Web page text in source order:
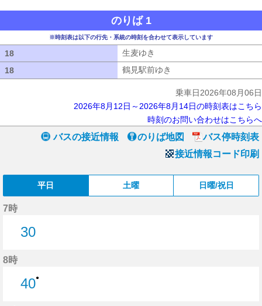
のりば 1
※時刻表は以下の行先・系統の時刻を合わせて表示しています
18 生麦ゆき
18
鶴見駅前ゆき
乗車日2026年08月06日
2026年8月12日～2026年8月14日の時刻表はこちら
時刻のお問い合わせはこちらへ
バスの接近情報 のりば地図
バス停時刻表
接近情報コード印刷
平日 土曜 日曜/祝日
7時
30
8時
40●